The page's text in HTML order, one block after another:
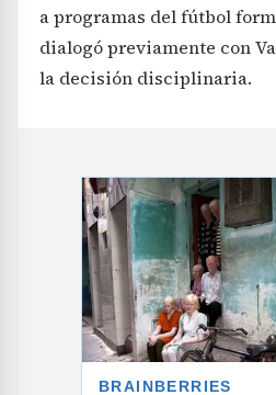
a programas del fútbol
dialogó previamente con
la decisión disciplinaria.